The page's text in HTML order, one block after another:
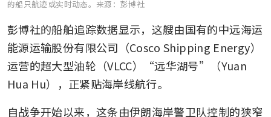
的船只航迹或实时动态。 来源：彭博社
彭博社的船舶追踪数据显示，这艘由国有的中远海运
能源运输股份有限公司（Cosco Shipping Energy）
运营的超大型油轮（VLCC）“远华湖号”（Yuan
Hua Hu），正紧贴海岸线航行。
自战争开始以来，这条由伊朗海岸警卫队控制的狭窄